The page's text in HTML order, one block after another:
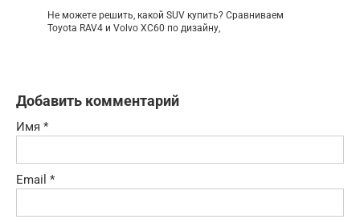
Не можете решить, какой SUV купить? Сравниваем
Toyota RAV4 и Volvo XC60 по дизайну,
Добавить комментарий
Имя *
Email *